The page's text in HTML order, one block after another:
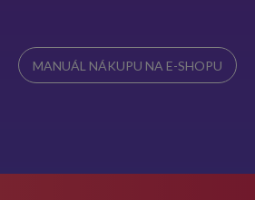
MANUÁL NÁKUPU NA E-SHOPU